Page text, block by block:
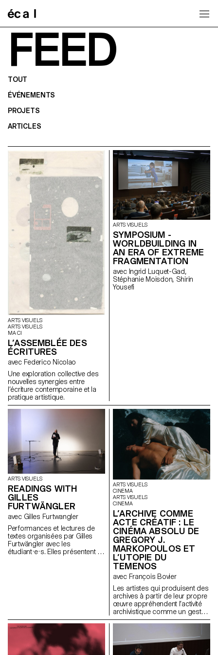
FEED
TOUT
ÉVÉNEMENTS
PROJETS
ARTICLES
ARTS VISUELS
ARTS VISUELS
MA CI
L’ASSEMBLÉE DES
ÉCRITURES
avec Federico Nicolao
Une exploration collective des
nouvelles synergies entre
l’écriture contemporaine et la
pratique artistique.
ARTS VISUELS
SYMPOSIUM -
WORLDBUILDING IN
AN ERA OF EXTREME
FRAGMENTATION
avec Ingrid Luquet-Gad,
Stéphanie Moisdon, Shirin
Yousefi
ARTS VISUELS
READINGS WITH
GILLES
FURTWÄNGLER
avec Gilles Furtwangler
Performances et lectures de
textes organisées par Gilles
Furtwängler avec les
étudiant·e·s. Elles présentent le
ARTS VISUELS
CINEMA
ARTS VISUELS
CINEMA
L’ARCHIVE COMME
ACTE CRÉATIF : LE
CINÉMA ABSOLU DE
GREGORY J.
MARKOPOULOS ET
L’UTOPIE DU
TEMENOS
avec François Bovier
Les artistes qui produisent des
archives à partir de leur propre
œuvre appréhendent l’activité
archivistique comme un geste
créatif : ici, l’archive devient
Parallèlement à la « pulsions
d’archives » qui traverse l’art
contemporain depuis les